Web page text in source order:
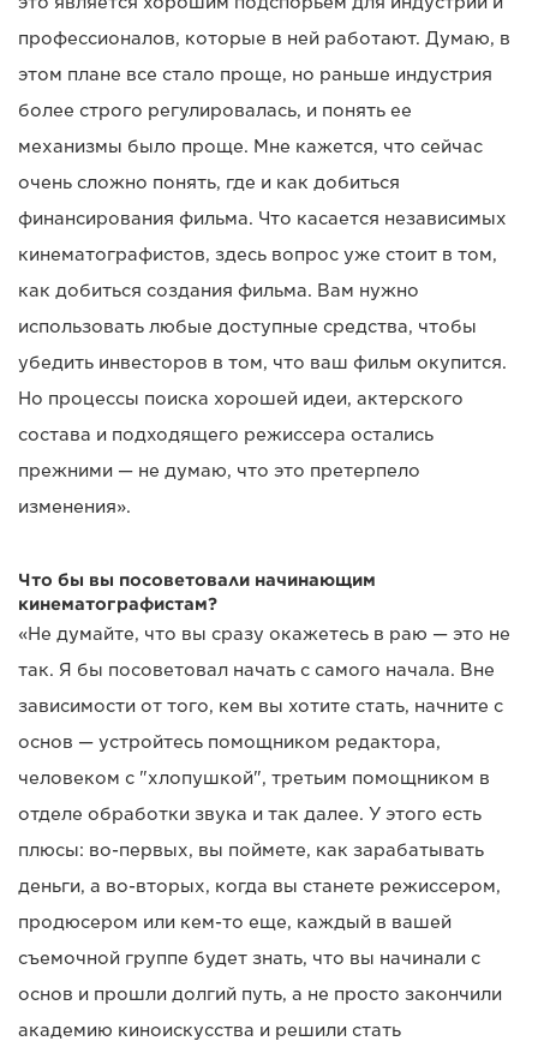
профессионалов, которые в ней работают. Думаю, в
этом плане все стало проще, но раньше индустрия
более строго регулировалась, и понять ее
механизмы было проще. Мне кажется, что сейчас
очень сложно понять, где и как добиться
финансирования фильма. Что касается независимых
кинематографистов, здесь вопрос уже стоит в том,
как добиться создания фильма. Вам нужно
использовать любые доступные средства, чтобы
убедить инвесторов в том, что ваш фильм окупится.
Но процессы поиска хорошей идеи, актерского
состава и подходящего режиссера остались
прежними — не думаю, что это претерпело
изменения».
Что бы вы посоветовали начинающим
кинематографистам?
«Не думайте, что вы сразу окажетесь в раю — это не
так. Я бы посоветовал начать с самого начала. Вне
зависимости от того, кем вы хотите стать, начните с
основ — устройтесь помощником редактора,
человеком с "хлопушкой", третьим помощником в
отделе обработки звука и так далее. У этого есть
плюсы: во-первых, вы поймете, как зарабатывать
деньги, а во-вторых, когда вы станете режиссером,
продюсером или кем-то еще, каждый в вашей
съемочной группе будет знать, что вы начинали с
основ и прошли долгий путь, а не просто закончили
академию киноискусства и решили стать